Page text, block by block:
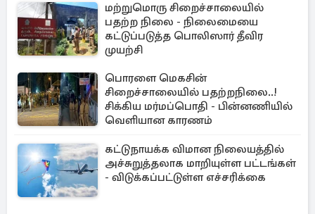
மற்றுமொரு சிறைச்சாலையில்
பதற்ற நிலை - நிலைமையை
கட்டுப்படுத்த பொலிஸார் தீவிர
முயற்சி
பொரளை மெகசின்
சிறைச்சாலையில் பதற்றநிலை..!
சிக்கிய மர்மப்பொதி - பின்னணியில்
வெளியான காரணம்
கட்டுநாயக்க விமான நிலையத்தில்
அச்சுறுத்தலாக மாறியுள்ள பட்டங்கள்
- விடுக்கப்பட்டுள்ள எச்சரிக்கை